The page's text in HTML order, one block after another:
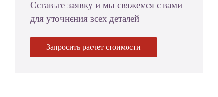
Оставьте заявку и мы свяжемся с вами
для уточнения всех деталей
Запросить расчет стоимости